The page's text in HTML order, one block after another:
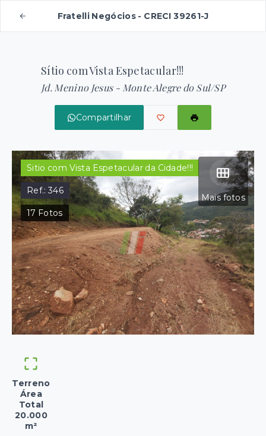
Fratelli Negócios - CRECI 39261-J
Sítio com Vista Espetacular!!!
Jd. Menino Jesus - Monte Alegre do Sul/SP
Compartilhar
Mais fotos
Sitio com Vista Espetacular da Cidade!!!
Ref.:346
17 Fotos
Terreno
Área
Total
20.000
m²